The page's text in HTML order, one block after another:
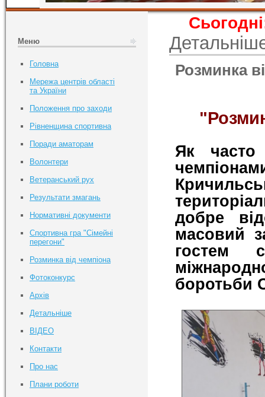
Розминка
Як часто
добре
масовий
гостем
боротьби
Меню
Головна
Мережа центрів області
та України
Положення про заходи
Рівненщина спортивна
Поради аматорам
Волонтери
Ветеранський рух
Результати змагань
Нормативні документи
Спортивна гра "Сімейні
перегони"
Розминка від чемпіона
Фотоконкурс
Архів
Детальніше
ВІДЕО
Контакти
Про нас
Плани роботи